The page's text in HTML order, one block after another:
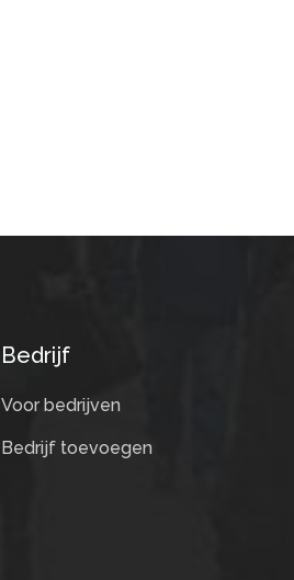
Bedrijf
Voor bedrijven
Bedrijf toevoegen